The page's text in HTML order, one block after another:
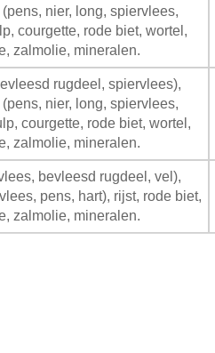
nier, long, spiervlees,
courgette, rode biet, wortel,
zalmolie, mineralen.
rugdeel, spiervlees),
nier, long, spiervlees,
courgette, rode biet, wortel,
zalmolie, mineralen.
bevleesd rugdeel, vel),
pens, hart), rijst, rode biet,
zalmolie, mineralen.